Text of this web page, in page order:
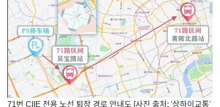
​71번 CIIE 전용 노선 퇴장 경로 안내도 [사진 출처: '상하이교통'